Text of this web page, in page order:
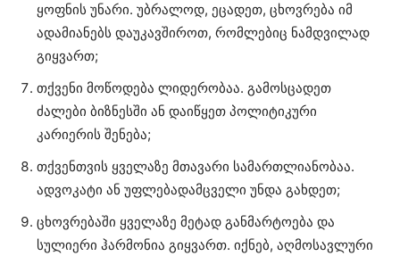
ყოფნის უნარი. უბრალოდ, ეცადეთ, ცხოვრება იმ
ადამიანებს დაუკავშიროთ, რომლებიც ნამდვილად
გიყვართ;
თქვენი მოწოდება ლიდერობაა. გამოსცადეთ
ძალები ბიზნესში ან დაიწყეთ პოლიტიკური
კარიერის შენება;
თქვენთვის ყველაზე მთავარი სამართლიანობაა.
ადვოკატი ან უფლებადამცველი უნდა გახდეთ;
ცხოვრებაში ყველაზე მეტად განმარტოება და
სულიერი ჰარმონია გიყვართ. იქნებ, აღმოსავლური